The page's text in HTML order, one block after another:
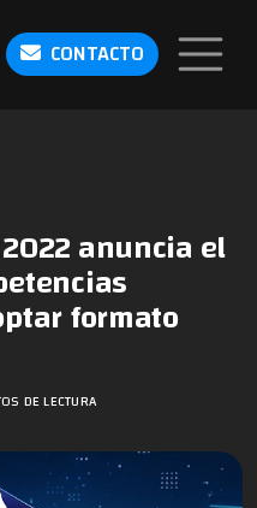
CONTACTO
anuncia el
formato
DE LECTURA